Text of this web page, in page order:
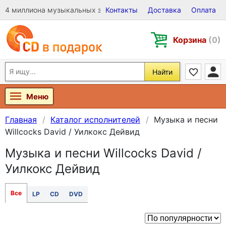
4 миллиона музыкальных записей на Виниле, CD и DVD
Контакты Доставка Оплата
Корзина (0)
Найти
Меню
Главная Каталог исполнителей
Музыка и песни
Willcocks David / Уилкокс Дейвид
Музыка и песни Willcocks David /
Уилкокс Дейвид
Все LP CD DVD